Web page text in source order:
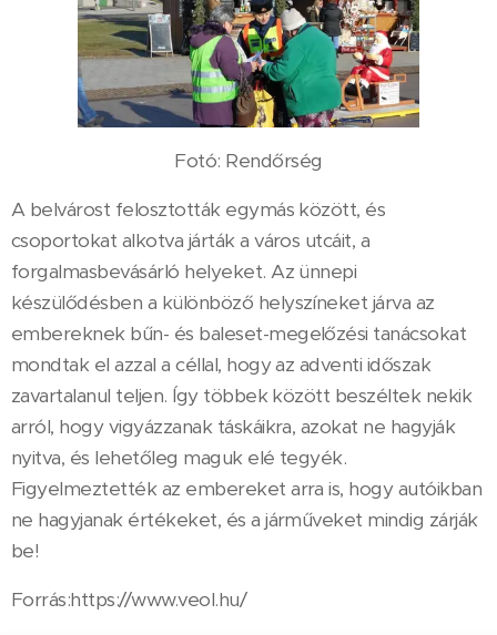
Fotó: Rendőrség
A belvárost felosztották egymás között, és
csoportokat alkotva járták a város utcáit, a
forgalmasbevásárló helyeket. Az ünnepi
készülődésben a különböző helyszíneket járva az
embereknek bűn- és baleset-megelőzési tanácsokat
mondtak el azzal a céllal, hogy az adventi időszak
zavartalanul teljen. Így többek között beszéltek nekik
arról, hogy vigyázzanak táskáikra, azokat ne hagyják
nyitva, és lehetőleg maguk elé tegyék.
Figyelmeztették az embereket arra is, hogy autóikban
ne hagyjanak értékeket, és a járműveket mindig zárják
be!
Forrás:https://www.veol.hu/